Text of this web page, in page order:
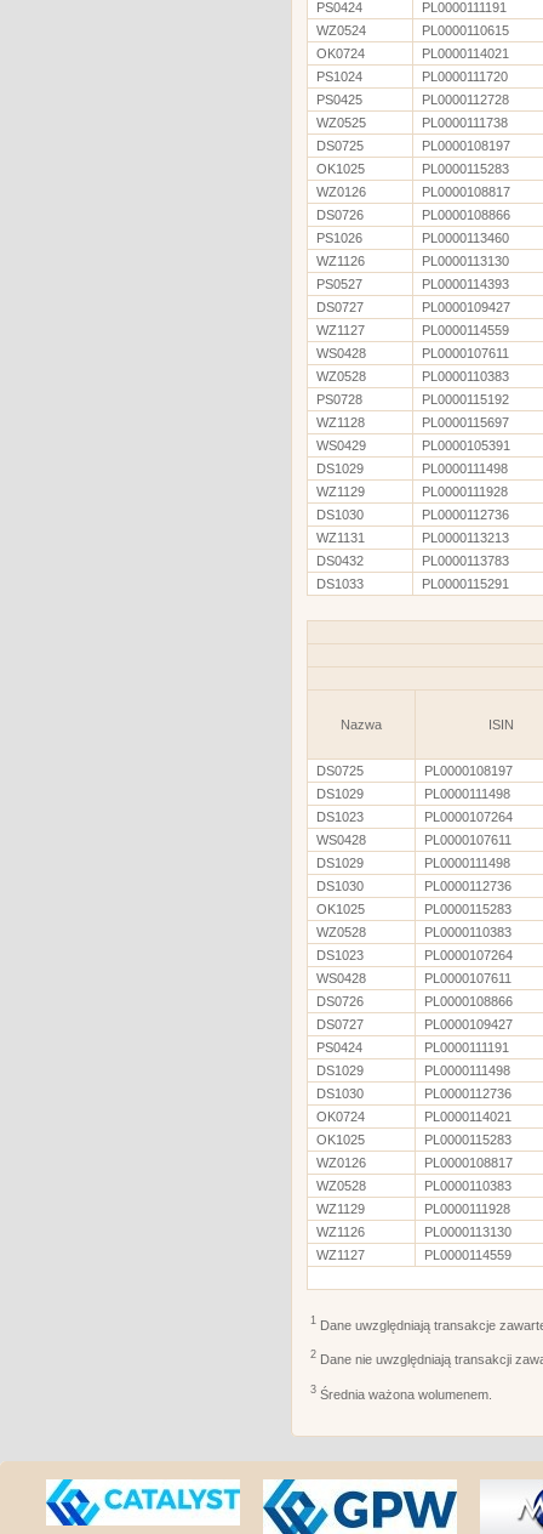
PS0424
PL0000111191
WZ0524
PL0000110615
OK0724
PL0000114021
PS1024
PL0000111720
PS0425
PL0000112728
WZ0525
PL0000111738
DS0725
PL0000108197
OK1025
PL0000115283
WZ0126
PL0000108817
DS0726
PL0000108866
PS1026
PL0000113460
WZ1126
PL0000113130
PS0527
PL0000114393
DS0727
PL0000109427
WZ1127
PL0000114559
WS0428
PL0000107611
WZ0528
PL0000110383
PS0728
PL0000115192
WZ1128
PL0000115697
WS0429
PL0000105391
DS1029
PL0000111498
WZ1129
PL0000111928
DS1030
PL0000112736
WZ1131
PL0000113213
DS0432
PL0000113783
DS1033
PL0000115291
Nazwa ISIN
DS0725
PL0000108197
DS1029
PL0000111498
DS1023
PL0000107264
WS0428
PL0000107611
DS1029
PL0000111498
DS1030
PL0000112736
OK1025
PL0000115283
WZ0528
PL0000110383
DS1023
PL0000107264
WS0428
PL0000107611
DS0726
PL0000108866
DS0727
PL0000109427
PS0424
PL0000111191
DS1029
PL0000111498
DS1030
PL0000112736
OK0724
PL0000114021
OK1025
PL0000115283
WZ0126
PL0000108817
WZ0528
PL0000110383
WZ1129
PL0000111928
WZ1126
PL0000113130
WZ1127
PL0000114559
1 Dane uwzględniają transakcje
2 Dane nie uwzględniają transakcji
3 Średnia ważona wolumenem.